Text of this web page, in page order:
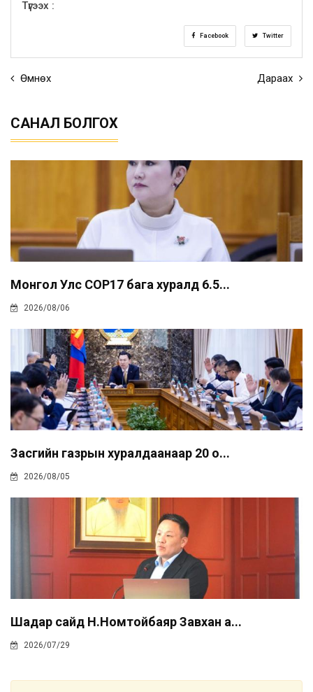
Түгээх :
Facebook Twitter
Өмнөх Дараах
САНАЛ БОЛГОХ
Монгол Улс COP17 бага хуралд 6.5...
2026/08/06
Засгийн газрын хуралдаанаар 20 о...
2026/08/05
Шадар сайд Н.Номтойбаяр Завхан а...
2026/07/29